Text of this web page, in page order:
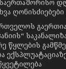
ღონისძიებები
წყლების